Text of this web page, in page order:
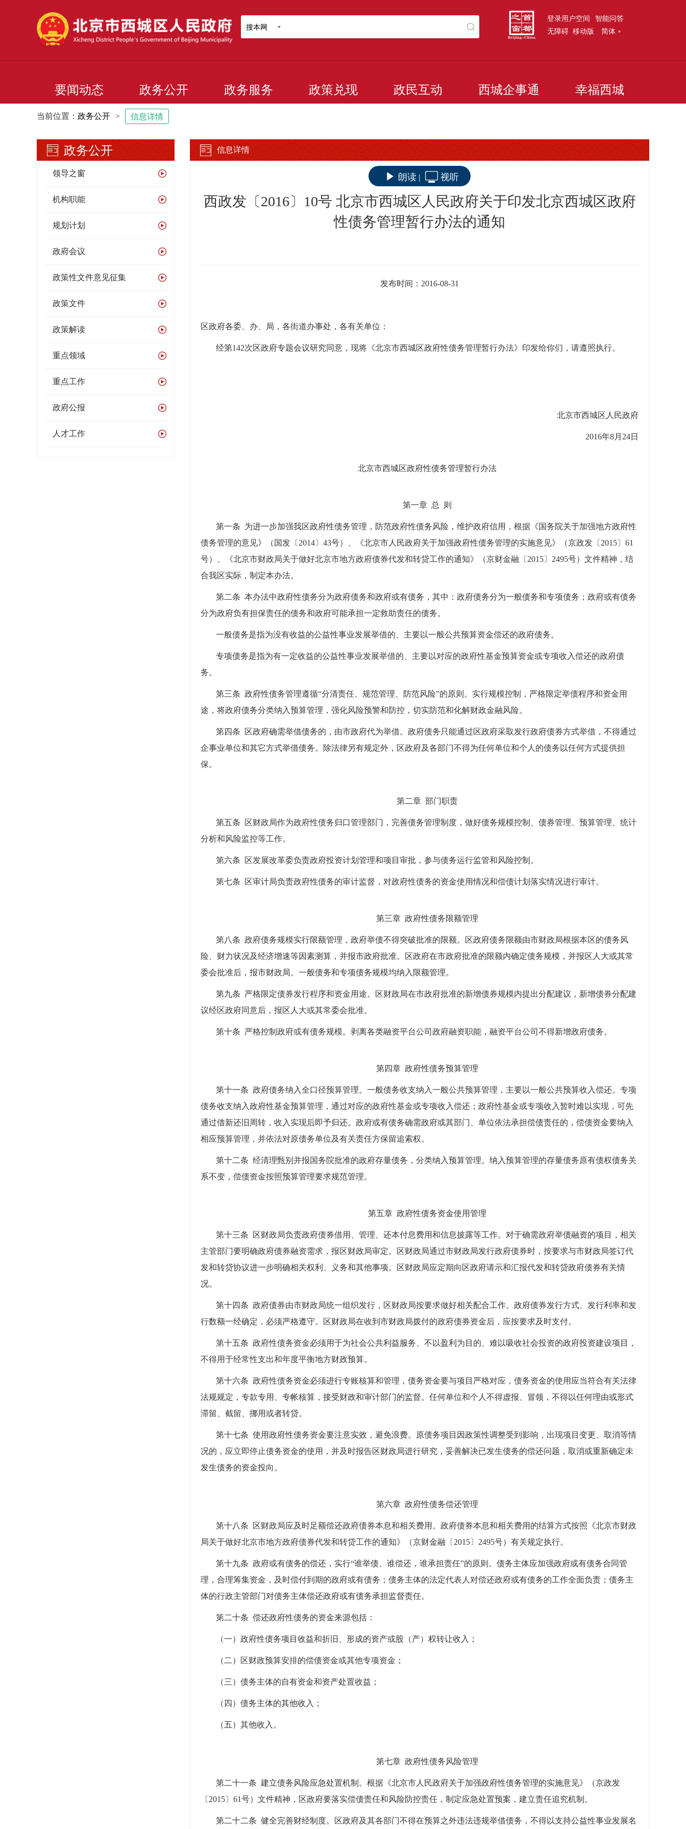
搜本网
登录用户空间 智能问答
无障碍 移动版 简体
要闻动态 政务公开 政务服务 政策兑现 政民互动 西城企事通 幸福西城
当前位置： 政务公开 > 信息详情
政务公开
领导之窗
机构职能
规划计划
政府会议
政策性文件意见征集
政策文件
政策解读
重点领域
重点工作
政府公报
人才工作
信息详情
朗读 | 视听
西政发〔2016〕10号 北京市西城区人民政府关于印发北京西城区政府
性债务管理暂行办法的通知
发布时间：2016-08-31
区政府各委、办、局，各街道办事处，各有关单位：
经第142次区政府专题会议研究同意，现将《北京市西城区政府性债务管理暂行办法》印发给你们，请遵照执行。
北京市西城区人民政府
2016年8月24日
北京市西城区政府性债务管理暂行办法
第一章 总 则
第一条 为进一步加强我区政府性债务管理，防范政府性债务风险，维护政府信用，根据《国务院关于加强地方政府性
债务管理的意见》（国发〔2014〕43号）、《北京市人民政府关于加强政府性债务管理的实施意见》（京政发〔2015〕61
号）、《北京市财政局关于做好北京市地方政府债券代发和转贷工作的通知》（京财金融〔2015〕2495号）文件精神，结
合我区实际，制定本办法。
第二条 本办法中政府性债务分为政府债务和政府或有债务，其中：政府债务分为一般债务和专项债务；政府或有债务
分为政府负有担保责任的债务和政府可能承担一定救助责任的债务。
一般债务是指为没有收益的公益性事业发展举借的、主要以一般公共预算资金偿还的政府债务。
专项债务是指为有一定收益的公益性事业发展举借的、主要以对应的政府性基金预算资金或专项收入偿还的政府债
务。
第三条 政府性债务管理遵循“分清责任、规范管理、防范风险”的原则。实行规模控制，严格限定举债程序和资金用
途，将政府债务分类纳入预算管理，强化风险预警和防控，切实防范和化解财政金融风险。
第四条 区政府确需举借债务的，由市政府代为举借。政府债务只能通过区政府采取发行政府债券方式举借，不得通过
企事业单位和其它方式举借债务。除法律另有规定外，区政府及各部门不得为任何单位和个人的债务以任何方式提供担
保。
第二章 部门职责
第五条 区财政局作为政府性债务归口管理部门，完善债务管理制度，做好债务规模控制、债券管理、预算管理、统计
分析和风险监控等工作。
第六条 区发展改革委负责政府投资计划管理和项目审批，参与债务运行监管和风险控制。
第七条 区审计局负责政府性债务的审计监督，对政府性债务的资金使用情况和偿债计划落实情况进行审计。
第三章 政府性债务限额管理
第八条 政府债务规模实行限额管理，政府举债不得突破批准的限额。区政府债务限额由市财政局根据本区的债务风
险、财力状况及经济增速等因素测算，并报市政府批准。区政府在市政府批准的限额内确定债务规模，并报区人大或其常
委会批准后，报市财政局。一般债务和专项债务规模均纳入限额管理。
第九条 严格限定债券发行程序和资金用途。区财政局在市政府批准的新增债券规模内提出分配建议，新增债券分配建
议经区政府同意后，报区人大或其常委会批准。
第十条 严格控制政府或有债务规模。剥离各类融资平台公司政府融资职能，融资平台公司不得新增政府债务。
第四章 政府性债务预算管理
第十一条 政府债务纳入全口径预算管理。一般债务收支纳入一般公共预算管理，主要以一般公共预算收入偿还。专项
债务收支纳入政府性基金预算管理，通过对应的政府性基金或专项收入偿还；政府性基金或专项收入暂时难以实现，可先
通过借新还旧周转，收入实现后即予归还。政府或有债务确需政府或其部门、单位依法承担偿债责任的，偿债资金要纳入
相应预算管理，并依法对原债务单位及有关责任方保留追索权。
第十二条 经清理甄别并报国务院批准的政府存量债务，分类纳入预算管理。纳入预算管理的存量债务原有债权债务关
系不变，偿债资金按照预算管理要求规范管理。
第五章 政府性债务资金使用管理
第十三条 区财政局负责政府债券借用、管理、还本付息费用和信息披露等工作。对于确需政府举债融资的项目，相关
主管部门要明确政府债券融资需求，报区财政局审定。区财政局通过市财政局发行政府债券时，按要求与市财政局签订代
发和转贷协议进一步明确相关权利、义务和其他事项。区财政局应定期向区政府请示和汇报代发和转贷政府债券有关情
况。
第十四条 政府债券由市财政局统一组织发行，区财政局按要求做好相关配合工作。政府债券发行方式、发行利率和发
行数额一经确定，必须严格遵守。区财政局在收到市财政局拨付的政府债券资金后，应按要求及时支付。
第十五条 政府性债务资金必须用于为社会公共利益服务、不以盈利为目的、难以吸收社会投资的政府投资建设项目，
不得用于经常性支出和年度平衡地方财政预算。
第十六条 政府性债务资金必须进行专账核算和管理，债务资金要与项目严格对应，债务资金的使用应当符合有关法律
法规规定，专款专用、专帐核算，接受财政和审计部门的监督。任何单位和个人不得虚报、冒领，不得以任何理由或形式
滞留、截留、挪用或者转贷。
第十七条 使用政府性债务资金要注意实效，避免浪费。原债务项目因政策性调整受到影响，出现项目变更、取消等情
况的，应立即停止债务资金的使用，并及时报告区财政局进行研究，妥善解决已发生债务的偿还问题，取消或重新确定未
发生债务的资金投向。
第六章 政府性债务偿还管理
第十八条 区财政局应及时足额偿还政府债券本息和相关费用。政府债券本息和相关费用的结算方式按照《北京市财政
局关于做好北京市地方政府债券代发和转贷工作的通知》（京财金融〔2015〕2495号）有关规定执行。
第十九条 政府或有债务的偿还，实行“谁举债、谁偿还，谁承担责任”的原则。债务主体应加强政府或有债务合同管
理，合理筹集资金，及时偿付到期的政府或有债务；债务主体的法定代表人对偿还政府或有债务的工作全面负责；债务主
体的行政主管部门对债务主体偿还政府或有债务承担监督责任。
第二十条 偿还政府性债务的资金来源包括：
（一）政府性债务项目收益和折旧、形成的资产或股（产）权转让收入；
（二）区财政预算安排的偿债资金或其他专项资金；
（三）债务主体的自有资金和资产处置收益；
（四）债务主体的其他收入；
（五）其他收入。
第七章 政府性债务风险管理
第二十一条 建立债务风险应急处置机制。根据《北京市人民政府关于加强政府性债务管理的实施意见》（京政发
〔2015〕61号）文件精神，区政府要落实偿债责任和风险防控责任，制定应急处置预案，建立责任追究机制。
第二十二条 健全完善财经制度。区政府及其各部门不得在预算之外违法违规举借债务，不得以支持公益性事业发展名